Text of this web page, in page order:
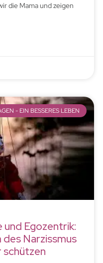
die Mama und zeigen
- EIN BESSERES LEBEN
und Egozentrik:
Narzissmus
schützen